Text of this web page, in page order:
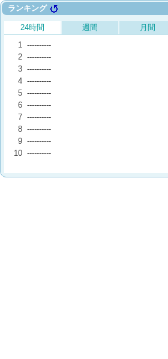
ランキング
24時間 週間
月間
1 ----------
2 ----------
3 ----------
4 ----------
5 ----------
6 ----------
7 ----------
8 ----------
9 ----------
10 ----------